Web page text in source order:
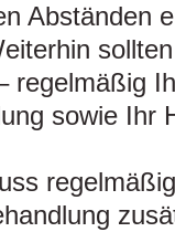
Abständen
regelmäßig
sowie Ihr